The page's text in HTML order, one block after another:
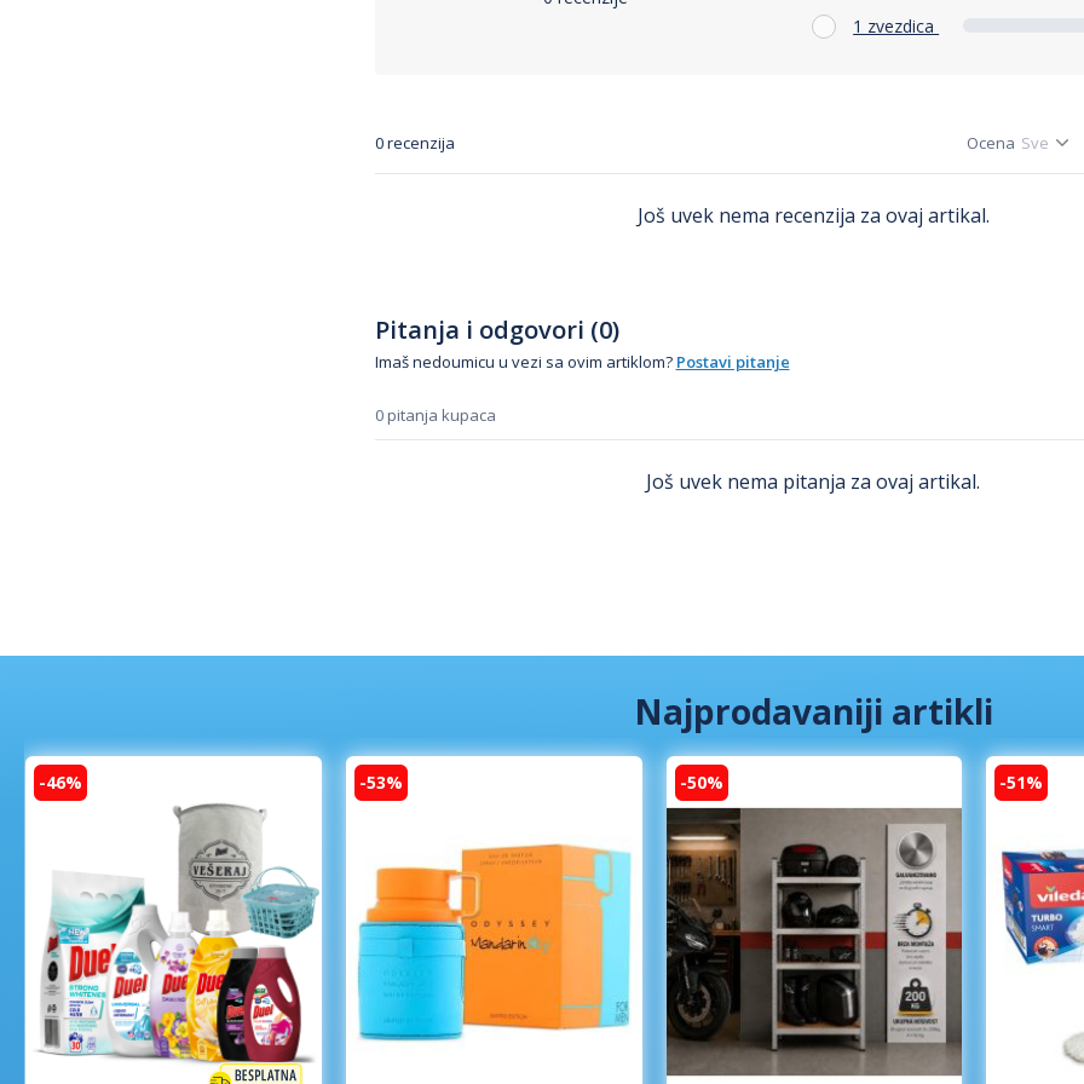
1 zvezdica
0 recenzija Ocena
Još uvek nema recenzija za ovaj artikal.
Pitanja i odgovori (0)
Imaš nedoumicu u vezi sa ovim artiklom? Postavi pitanje
0 pitanja kupaca
Još uvek nema pitanja za ovaj artikal.
Najprodavaniji artikli
-46% -53% -50% -51%